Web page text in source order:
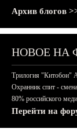
Архив блогов
НОВОЕ НА
Трилогия "Китобои"
Охранник спит -
80% российского
Перейти на